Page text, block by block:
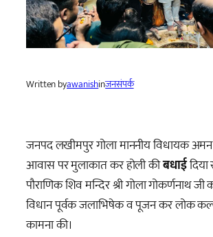
Written byawanishinजनसंपर्क
जनपद लखीमपुर गोला माननीय विधायक
आवास पर मुलाकात कर होली कीबधाईदिया
पौराणिक शिव मन्दिर श्री गोला गोकर्णनाथ जी
विधान पूर्वक जलाभिषेक व पूजन कर लोक
कामना की।